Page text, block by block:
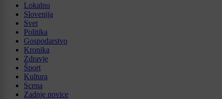
Lokalno
Slovenija
Svet
Politika
Gospodarstvo
Kronika
Zdravje
Šport
Kultura
Scena
Zadnje novice